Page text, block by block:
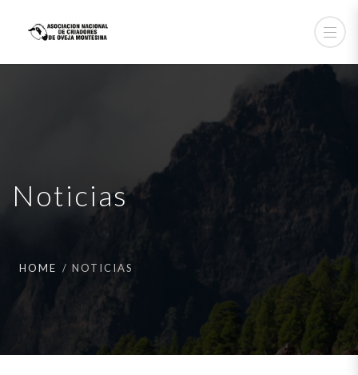
Noticias
HOME NOTICIAS